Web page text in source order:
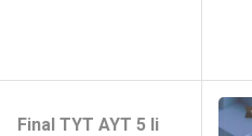
Final TYT AYT 5 li